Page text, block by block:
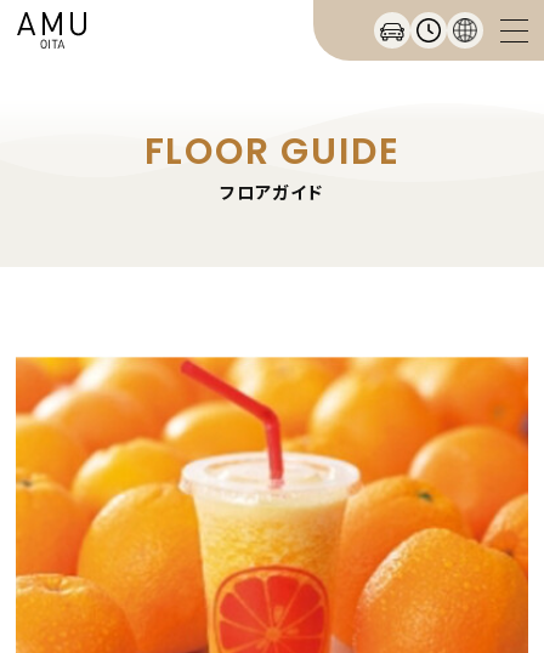
FLOOR GUIDE
フロアガイド